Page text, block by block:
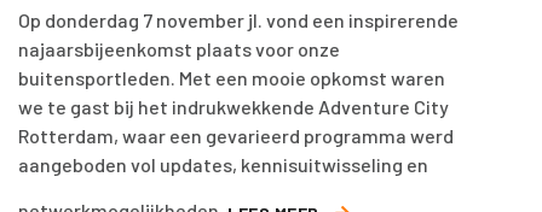
Op donderdag 7 november jl. vond een inspirerende
najaarsbijeenkomst plaats voor onze
buitensportleden. Met een mooie opkomst waren
we te gast bij het indrukwekkende Adventure City
Rotterdam, waar een gevarieerd programma werd
aangeboden vol updates, kennisuitwisseling en